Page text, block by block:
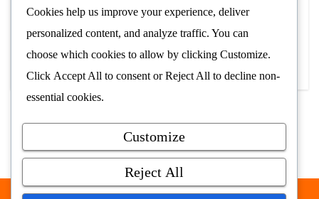
august. Søknadsfrist er 15. mai. Lions…
Les Mer
Cookies help us improve your experience, deliver
personalized content, and analyze traffic. You can
choose which cookies to allow by clicking Customize.
Click Accept All to consent orReject All to decline non-
essential cookies.
Customize
Reject All